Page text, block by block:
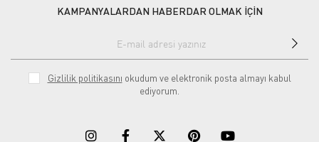
KAMPANYALARDAN HABERDAR OLMAK İÇİN
Gizlilik politikasını okudum ve elektronik posta almayı kabul
ediyorum.